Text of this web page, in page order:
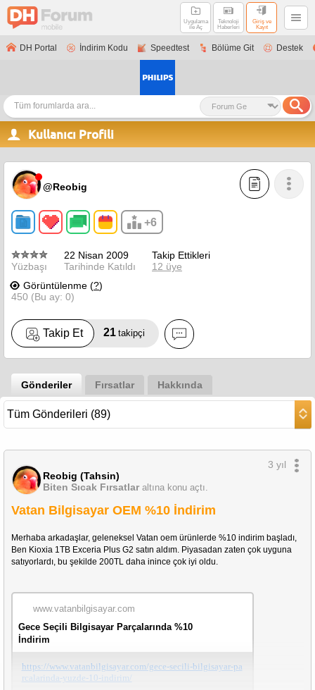
Uygulama
ile Aç
Teknoloji
Haberleri
Giriş ve
Kayıt
DH Portal İndirim Kodu Speedtest Bölüme Git Destek
Kullanıcı Profili
@Reobig
+6
Yüzbaşı
22 Nisan 2009
Tarihinde Katıldı
Takip Ettikleri
12 üye
Görüntülenme (?)
450 (Bu ay: 0)
Takip Et 21 takipçi
Gönderiler Fırsatlar Hakkında
Reobig (Tahsin)
Biten Sıcak Fırsatlar altına konu açtı.
3 yıl
Vatan Bilgisayar OEM %10 İndirim
Merhaba arkadaşlar, geleneksel Vatan oem ürünlerde %10 indirim başladı,
Ben Kioxia 1TB Exceria Plus G2 satın aldım. Piyasadan zaten çok uyguna
satıyorlardı, bu şekilde 200TL daha inince çok iyi oldu.
www.vatanbilgisayar.com
Gece Seçili Bilgisayar Parçalarında %10
İndirim
https://www.vatanbilgisayar.com/gece-secili-bilgisayar-pa
rcalarinda-yuzde-10-indirim/